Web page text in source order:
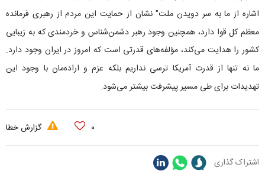
اشاره از ما به سر دویدن ملت" نشان از حمایت این مردم از رهبری فرمانده
معظم کل قوا دارد، همچنین وجود رهبر دشمن‌شناس و خردمندی که به زیبایی
کشور را هدایت می‌کند، مؤلفه‌های قدرتی است که امروز در ایران وجود دارد.
ما نه تنها از قدرت آمریکا ترسی نداریم بلکه عزم و اراده‌مان با وجود این
تهدیدات برای طی مسیر پیشرفت بیشتر می‌شود.
۰ گزارش خطا
اشتراک گذاری